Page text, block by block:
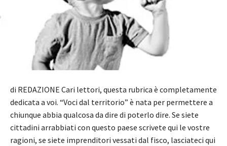
di REDAZIONE Cari lettori, questa rubrica è completamente
dedicata a voi. “Voci dal territorio” è nata per permettere a
chiunque abbia qualcosa da dire di poterlo dire. Se siete
cittadini arrabbiati con questo paese scrivete qui le vostre
ragioni, se siete imprenditori vessati dal fisco, lasciateci qui